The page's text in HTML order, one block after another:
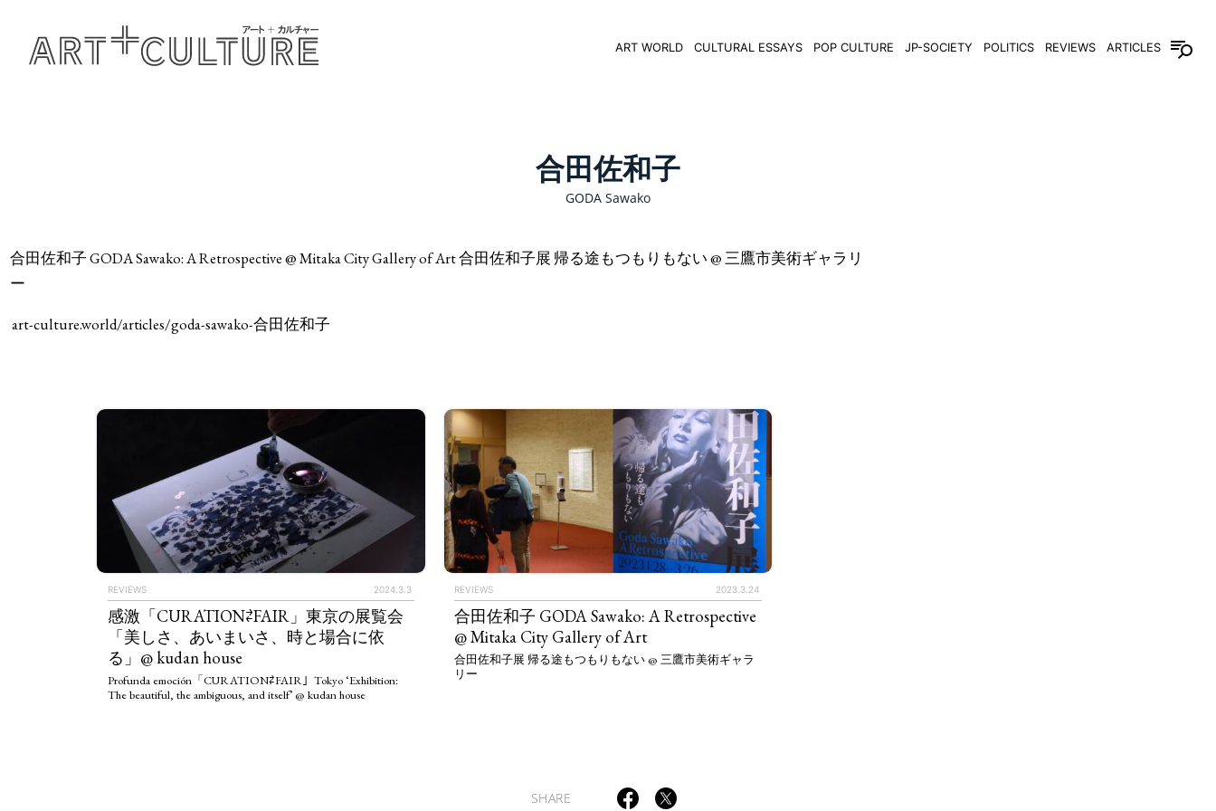
ART WORLD CULTURAL ESSAYS POP CULTURE JP-SOCIETY POLITICS REVIEWS ARTICLES
TAGS PEOPLE RANKING
合田佐和子
GODA Sawako
合田佐和子 GODA Sawako: A Retrospective @ Mitaka City Gallery of Art 合田佐和子展 帰る途もつもりもない @ 三鷹市美術ギャラリ
ー
art-culture.world/articles/goda-sawako-合田佐和子
REVIEWS 2024.3.3
感激「CURATION⇄FAIR」東京の展覧会
「美しさ、あいまいさ、時と場合に依
る」@ kudan house
Profunda emoción「CURATION⇄FAIR」Tokyo ‘Exhibition:
The beautiful, the ambiguous, and itself’ @ kudan house
REVIEWS 2023.3.24
合田佐和子 GODA Sawako: A Retrospective
@ Mitaka City Gallery of Art
合田佐和子展 帰る途もつもりもない @ 三鷹市美術ギャラ
リー
SHARE